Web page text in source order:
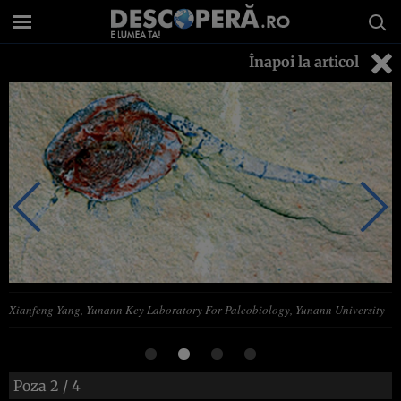
Înapoi la articol
Xianfeng Yang, Yunann Key Laboratory For Paleobiology, Yunann University
Poza 2 / 4